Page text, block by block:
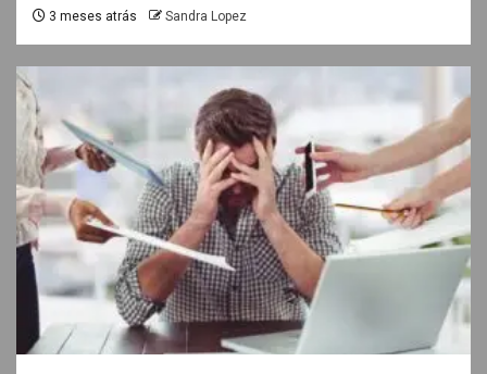
3 meses atrás Sandra Lopez